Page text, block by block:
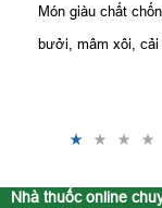
Món giàu chất
bưởi, mâm xôi,
Nhà thuốc online